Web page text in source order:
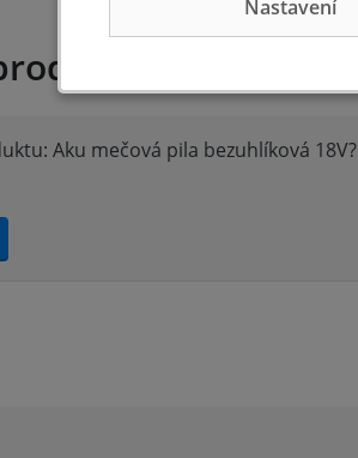
(0)
Aku mečová pila bezuhlíková 18V?
Nastavení